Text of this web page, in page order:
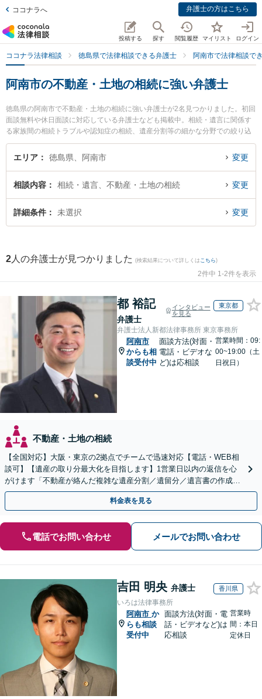
ココナラへ 弁護士の方はこちら
投稿する 探す 閲覧履歴 マイリスト ログイン
ココナラ法律相談 徳島県で法律相談できる弁護士 阿南市で法律相談で
阿南市の不動産・土地の相続に強い弁護士
徳島県の阿南市で不動産・土地の相続に強い弁護士が2名見つかりました。初回
面談無料や休日面談に対応している弁護士なども掲載中。相続・遺言に関係す
る家族間の相続トラブルや認知症の相続、遺産分割等の細かな分野での絞り込
み検索もでき便利です。特にパシィフィコ法律事務所の大八木 孝弁護士やあな
ん共同法律事務所の立石 量彦弁護士のプロフィール情報や弁護士費用、強みな
解決の実績豊富な近くの弁護士を検索したい』『初回相談無料で不動産・土地
の相続を法律相談できる阿南市内の弁護士に相談予約したい』などでお困りの
相談者さんにおすすめです。
エリア 徳島県、阿南市 変更
相談内容 相続・遺言、不動産・土地の相続 変更
詳細条件 未選択 変更
2 人の弁護士が見つかりました (検索結果について詳しくは こちら)
2件中 1-2件を表示
都 裕記
弁護士
インタビュー
を見る
東京都
弁護士法人新都法律事務所 東京事務所
阿南市
からも相
談受付中
面談方法(対面・
電話・ビデオな
ど)は応相談
営業時間：09:
00~19:00（土
日祝日）
不動産・土地の相続
【全国対応】大阪・東京の2拠点でチームで迅速対応【電話・WEB相
談可】【遺産の取り分最大化を目指します】1営業日以内の返信を心
がけます「不動産が絡んだ複雑な遺産分割／遺留分／遺言書の作成・
執行／事業承継など、お任せください」【休日相談あり】
料金表を見る
電話でお問い合わせ メールでお問い合わせ
吉田 明央 弁護士 香川県
いろは法律事務所
阿南市 か
らも相談
受付中
面談方法(対面・電
話・ビデオなど)は
応相談
営業時
間：本日
定休日